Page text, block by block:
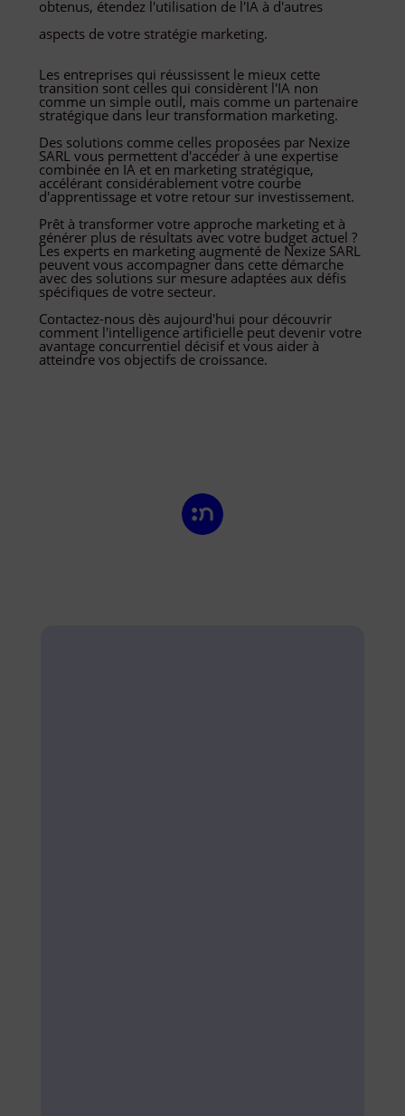
obtenus, étendez l'utilisation de l'IA à d'autres
aspects de votre stratégie marketing.
Les entreprises qui réussissent le mieux cette
transition sont celles qui considèrent l'IA non
comme un simple outil, mais comme un partenaire
stratégique dans leur transformation marketing.
Des solutions comme celles proposées par Nexize
SARL vous permettent d'accéder à une expertise
combinée en IA et en marketing stratégique,
accélérant considérablement votre courbe
d'apprentissage et votre retour sur investissement.
Prêt à transformer votre approche marketing et à
générer plus de résultats avec votre budget actuel ?
Les experts en marketing augmenté de Nexize SARL
peuvent vous accompagner dans cette démarche
avec des solutions sur mesure adaptées aux défis
spécifiques de votre secteur.
Contactez-nous dès aujourd'hui pour découvrir
comment l'intelligence artificielle peut devenir votre
avantage concurrentiel décisif et vous aider à
atteindre vos objectifs de croissance.